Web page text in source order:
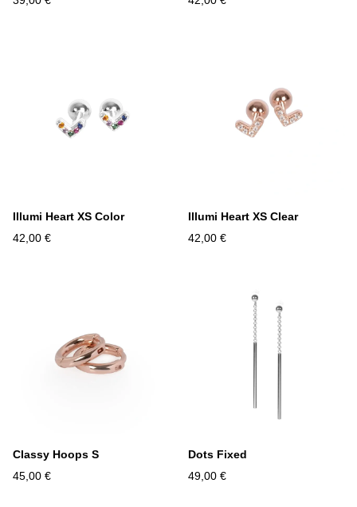
Illumi Heart XS Color
42,00 €
Illumi Heart XS Clear
42,00 €
Classy Hoops S
45,00 €
Dots Fixed
49,00 €